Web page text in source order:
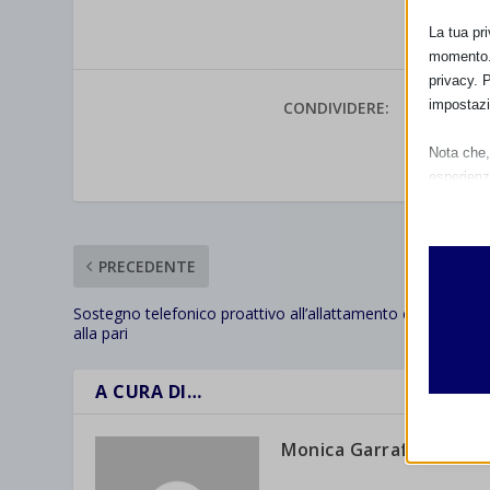
CONDIVIDERE:
PRECEDENTE
Sostegno telefonico proattivo all’allattamento con mamme
alla pari
A CURA DI…
Monica Garraffa
La tua
privacy.
Nota
I
Altri